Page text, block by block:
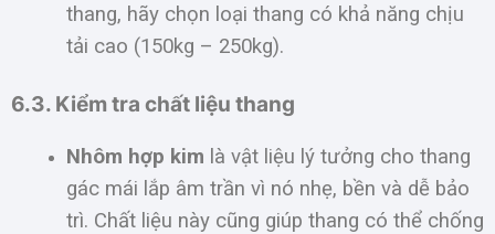
thang, hãy chọn loại thang có khả năng chịu
tải cao (150kg – 250kg).
6.3. Kiểm tra chất liệu thang
Nhôm hợp kim là vật liệu lý tưởng cho thang
gác mái lắp âm trần vì nó nhẹ, bền và dễ bảo
trì. Chất liệu này cũng giúp thang có thể chống